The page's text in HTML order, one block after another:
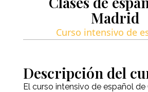
Madrid
Curso intensivo de
Descripción del
El curso intensivo de español de